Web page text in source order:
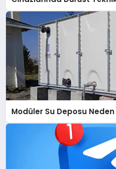
Modüler Su Deposu